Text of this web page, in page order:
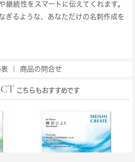
継続性をスマートに伝えてくれます。
ぎるような、あなただけの名刺作成を
商品の問合せ
こちらもおすすめです